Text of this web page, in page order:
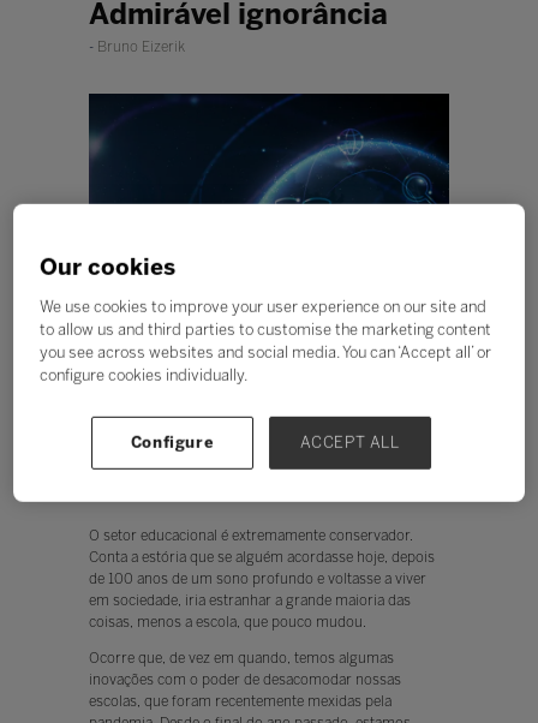
Admirável ignorância
Bruno Eizerik
É possível imaginar o que a
transformação vai causar nas
escolas e universidades?
O setor educacional é extremamente conservador.
Conta a estória que se alguém acordasse hoje, depois
de 100 anos de um sono profundo e voltasse a viver
em sociedade, iria estranhar a grande maioria das
coisas, menos a escola, que pouco mudou.
Ocorre que, de vez em quando, temos algumas
inovações com o poder de desacomodar nossas
escolas, que foram recentemente mexidas pela
Our cookies
We use cookies to improve your user experience on our site and
to allow us and third parties to customise the marketing content
you see across websites and social media. You can ‘Accept all’ or
configure cookies individually.
Configure ACCEPT ALL